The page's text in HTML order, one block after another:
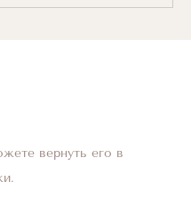
вернуть его в